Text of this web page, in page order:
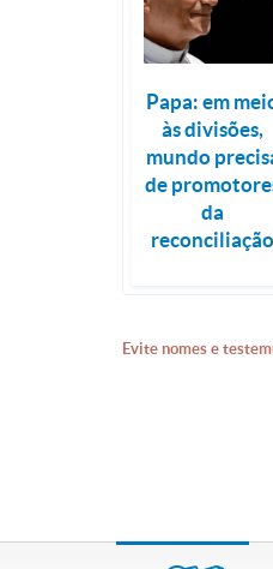
Papa: em
às divisões,
mundo
de
da
reconciliação
Evite nomes e